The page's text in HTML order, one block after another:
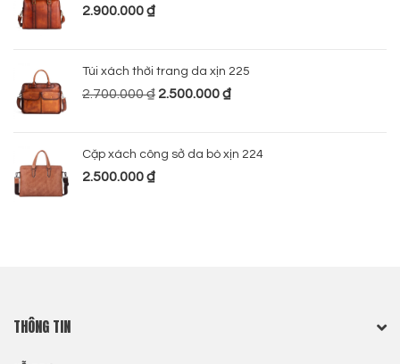
2.900.000₫
Túi xách thời trang da xịn 225
2.700.000₫ 2.500.000₫
Cặp xách công sở da bò xịn 224
2.500.000₫
THÔNG TIN